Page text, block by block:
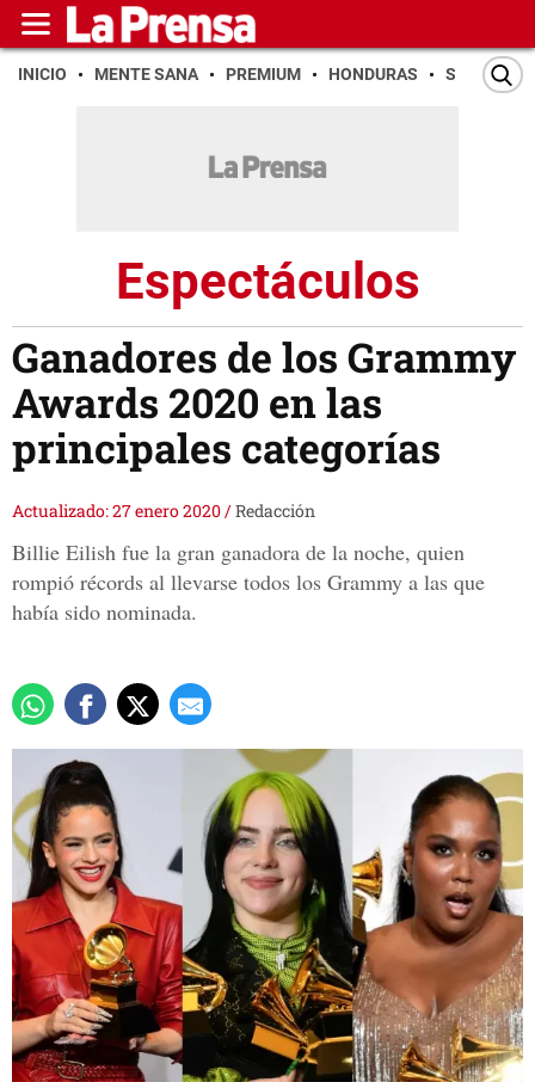
INICIO MENTE SANA PREMIUM HONDURAS SAN PEDRO
Espectáculos
Ganadores de los Grammy
Awards 2020 en las
principales categorías
Actualizado: 27 enero 2020/Redacción
Billie Eilish fue la gran ganadora de la noche, quien
rompió récords al llevarse todos los Grammy a las que
había sido nominada.